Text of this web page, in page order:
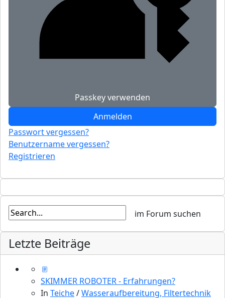
Passkey verwenden
Anmelden
Passwort vergessen?
Benutzername vergessen?
Registrieren
Letzte Beiträge
SKIMMER ROBOTER - Erfahrungen?
In Teiche/Wasseraufbereitung, Filtertechnik